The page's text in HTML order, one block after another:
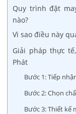
Quy trình đặt
nào?
Vì sao điều này
Giải pháp thực
Phát
Bước 1: Tiếp
Bước 2: Chọn
Bước 3: Thiết kế